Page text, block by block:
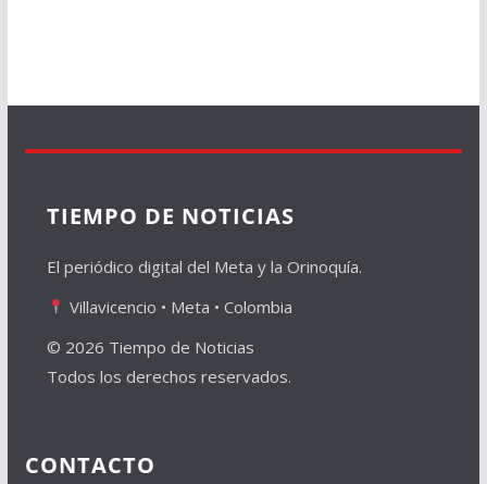
TIEMPO DE NOTICIAS
El periódico digital del Meta y la Orinoquía.
Villavicencio • Meta • Colombia
© 2026 Tiempo de Noticias
Todos los derechos reservados.
CONTACTO